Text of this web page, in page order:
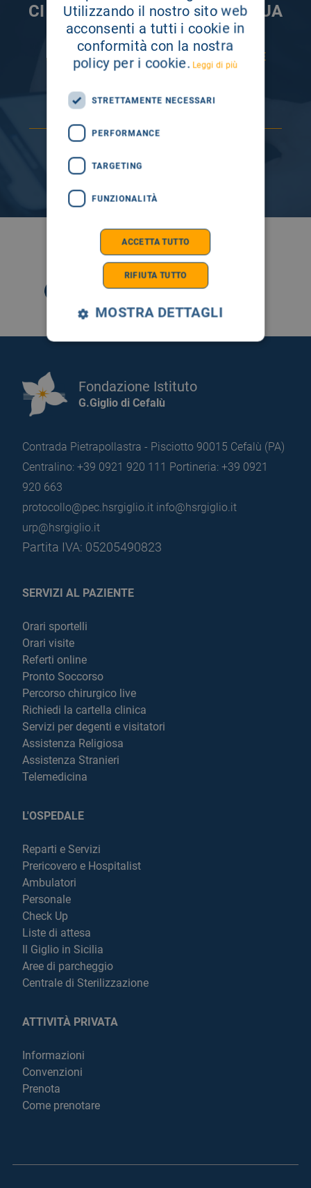
CI PRENDIAMO CURA DELLA TUA
INFORMAZIONE
ISCRIVITI AI NOSTRI CANALI PER RESTARE
SEMPRE AGGIORNATO
SEGUICI SU
Fondazione Istituto
G.Giglio di Cefalù
Contrada Pietrapollastra - Pisciotto 90015 Cefalù (PA)
Centralino: +39 0921 920 111 Portineria: +39 0921
920 663
protocollo@pec.hsrgiglio.it info@hsrgiglio.it
urp@hsrgiglio.it
Partita IVA: 05205490823
SERVIZI AL PAZIENTE
Orari sportelli
Orari visite
Referti online
Pronto Soccorso
Percorso chirurgico live
Richiedi la cartella clinica
Servizi per degenti e visitatori
Assistenza Religiosa
Assistenza Stranieri
Telemedicina
L'OSPEDALE
Reparti e Servizi
Prericovero e Hospitalist
Ambulatori
Personale
Check Up
Liste di attesa
Il Giglio in Sicilia
Aree di parcheggio
Centrale di Sterilizzazione
ATTIVITÀ PRIVATA
Informazioni
Convenzioni
Prenota
Come prenotare
Utilizzando il nostro sito web
acconsenti a tutti i cookie in
conformità con la nostra
policy per i cookie. Leggi di più
STRETTAMENTE NECESSARI
PERFORMANCE
TARGETING
FUNZIONALITÀ
ACCETTA TUTTO
RIFIUTA TUTTO
MOSTRA DETTAGLI